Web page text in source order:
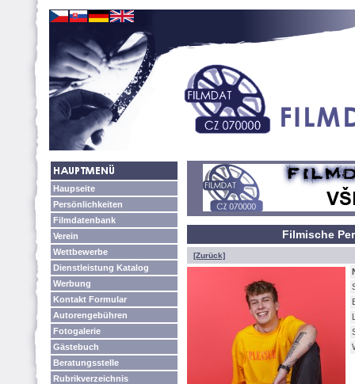
Haupseite
Persönlichkeiten
Filmdatenbank
Verein
Wettbewerbe
Dienstleistung Katalog
Werbung
Kontakt Formular
Autorengebühren
Fotogalerie
Gästebuch
Beratungsstelle
Rubrikverzeichnis
Filmische
[Zurück]